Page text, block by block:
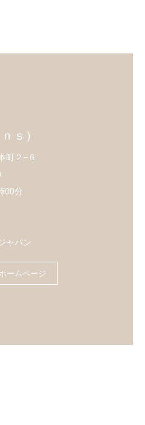
ｓ）
町２−６
00分
ャパン
ームページ